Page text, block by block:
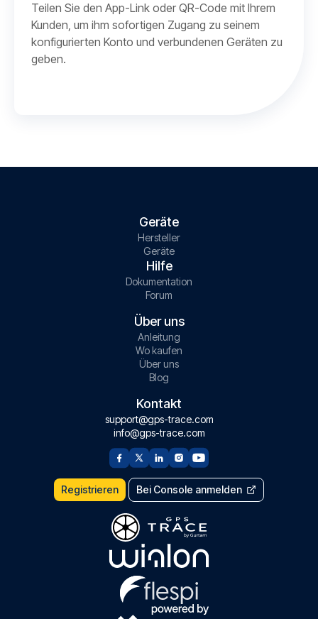
Teilen Sie den App-Link oder QR-Code mit Ihrem
Kunden, um ihm sofortigen Zugang zu seinem
konfigurierten Konto und verbundenen Geräten zu
geben.
Geräte
Hersteller
Geräte
Hilfe
Dokumentation
Forum
Über uns
Anleitung
Wo kaufen
Über uns
Blog
Kontakt
support@gps-trace.com
info@gps-trace.com
Registrieren Bei Console anmelden